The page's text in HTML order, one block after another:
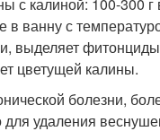
в ванну с
выделяет
цветущей калины.
болезни,
удаления